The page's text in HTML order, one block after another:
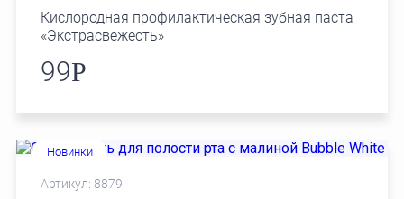
Кислородная профилактическая зубная паста
«Экстраcвежесть»
99Р
Новинки
Артикул: 8879